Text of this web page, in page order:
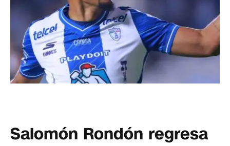
Salomón Rondón regresa